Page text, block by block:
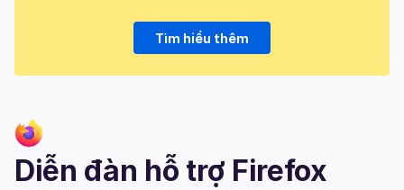
Tìm hiểu thêm
Diễn đàn hỗ trợ Firefox